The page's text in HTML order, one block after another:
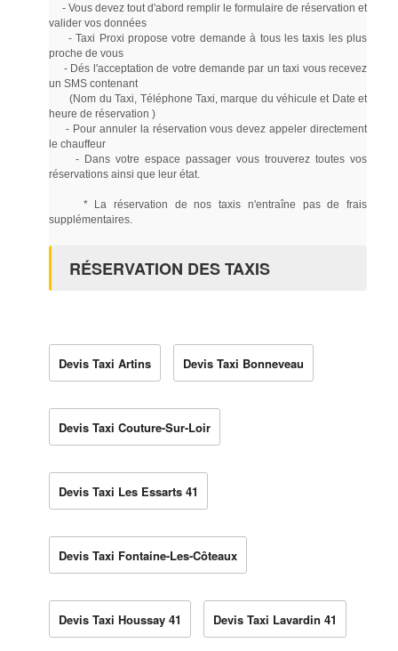
- Vous devez tout d'abord remplir le formulaire de réservation et
valider vos données
- Taxi Proxi propose votre demande à tous les taxis les plus
proche de vous
- Dés l'acceptation de votre demande par un taxi vous recevez
un SMS contenant
(Nom du Taxi, Téléphone Taxi, marque du véhicule et Date et
heure de réservation )
- Pour annuler la réservation vous devez appeler directement
le chauffeur
- Dans votre espace passager vous trouverez toutes vos
réservations ainsi que leur état.
* La réservation de nos taxis n'entraîne pas de frais
supplémentaires.
RÉSERVATION DES TAXIS
Devis Taxi Artins Devis Taxi Bonneveau
Devis Taxi Couture-Sur-Loir
Devis Taxi Les Essarts 41
Devis Taxi Fontaine-Les-Côteaux
Devis Taxi Houssay 41 Devis Taxi Lavardin 41